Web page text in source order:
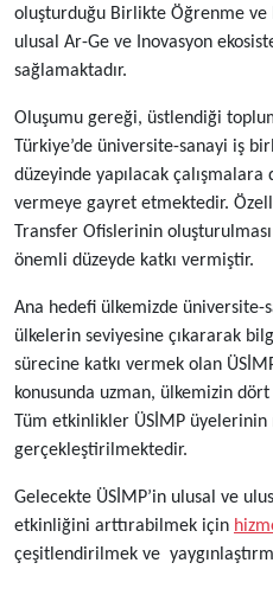
oluşturduğu Birlikte Öğrenme
ulusal Ar-Ge ve Inovasyon
sağlamaktadır.
Oluşumu gereği, üstlendiği
Türkiye’de üniversite-sanayi iş
düzeyinde yapılacak
vermeye gayret etmektedir.
Transfer Ofislerinin
önemli düzeyde katkı vermiştir.
Ana hedefi ülkemizde
ülkelerin seviyesine çıkararak
sürecine katkı vermek olan
konusunda uzman, ülkemizin
Tüm etkinlikler ÜSİMP üyelerinin
gerçekleştirilmektedir.
Gelecekte ÜSİMP’in ulusal ve
etkinliğini arttırabilmek için
çeşitlendirilmek ve